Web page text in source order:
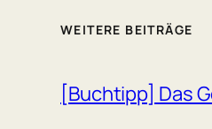
WEITERE BEITRÄGE
[Buchtipp] Das